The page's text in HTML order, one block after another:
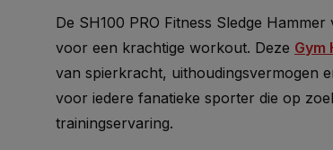
De SH100 PRO Fitness Sledge
voor een krachtige workout. Deze Gym
van spierkracht, uithoudingsvermogen
voor iedere fanatieke sporter die op
trainingservaring.